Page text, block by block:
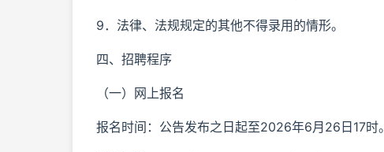
9．法律、法规规定的其他不得录用的情形。
四、招聘程序
（一）网上报名
报名时间：公告发布之日起至2026年6月26日17时。